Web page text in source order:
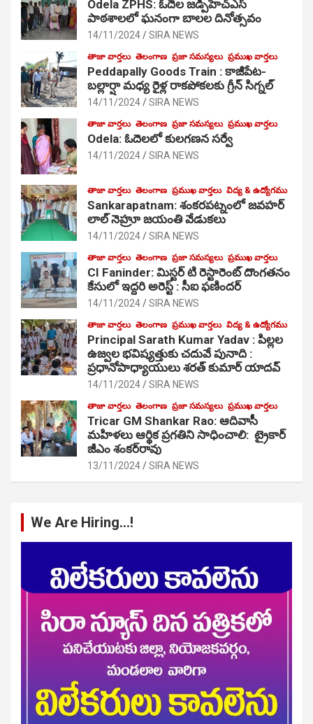
Odela ZPHS: ఓదెల జ‌డ్పీహెచ్ఎస్
పాఠ‌శాల‌లో ఘనంగా బాలల దినోత్సవం
14/11/2024 SIRA NEWS
తాజా వార్తలు తెలంగాణ ప్రజా సమస్యలు ప్రముఖ వార్తలు
Peddapally Goods Train : కాజీపేట-
బల్లార్షా మధ్య రైళ్ల రాకపోకలకు గ్రీన్ సిగ్నల్
14/11/2024 SIRA NEWS
తాజా వార్తలు తెలంగాణ ప్రజా సమస్యలు ప్రముఖ వార్తలు
Odela: ఓదెలలో కులగణన సర్వే
14/11/2024 SIRA NEWS
తాజా వార్తలు తెలంగాణ ప్రముఖ వార్తలు విద్య & ఉద్యోగము
Sankarapatnam: శంకరపట్నంలో జవహర్
లాల్ నెహ్రూ జయంతి వేడుకలు
14/11/2024 SIRA NEWS
తాజా వార్తలు తెలంగాణ ప్రజా సమస్యలు ప్రముఖ వార్తలు
CI Faninder: మిస్టర్ టి రెస్టారెంట్ దొంగతనం
కేసులో ఇద్దరి అరెస్ట్ : సీఐ ఫణిందర్
14/11/2024 SIRA NEWS
తాజా వార్తలు తెలంగాణ ప్రముఖ వార్తలు విద్య & ఉద్యోగము
Principal Sarath Kumar Yadav : పిల్లల
ఉజ్వల భవిష్యత్తుకు చదువే పునాది :
ప్రధానోపాధ్యాయులు శరత్ కుమార్ యాదవ్
14/11/2024 SIRA NEWS
తాజా వార్తలు తెలంగాణ ప్రజా సమస్యలు ప్రముఖ వార్తలు
Tricar GM Shankar Rao: ఆదివాసీ
మహిళలు ఆర్థిక ప్రగతిని సాధించాలి: ట్రైకార్
జీఎం శంకర్‌రావు
13/11/2024 SIRA NEWS
We Are Hiring…!